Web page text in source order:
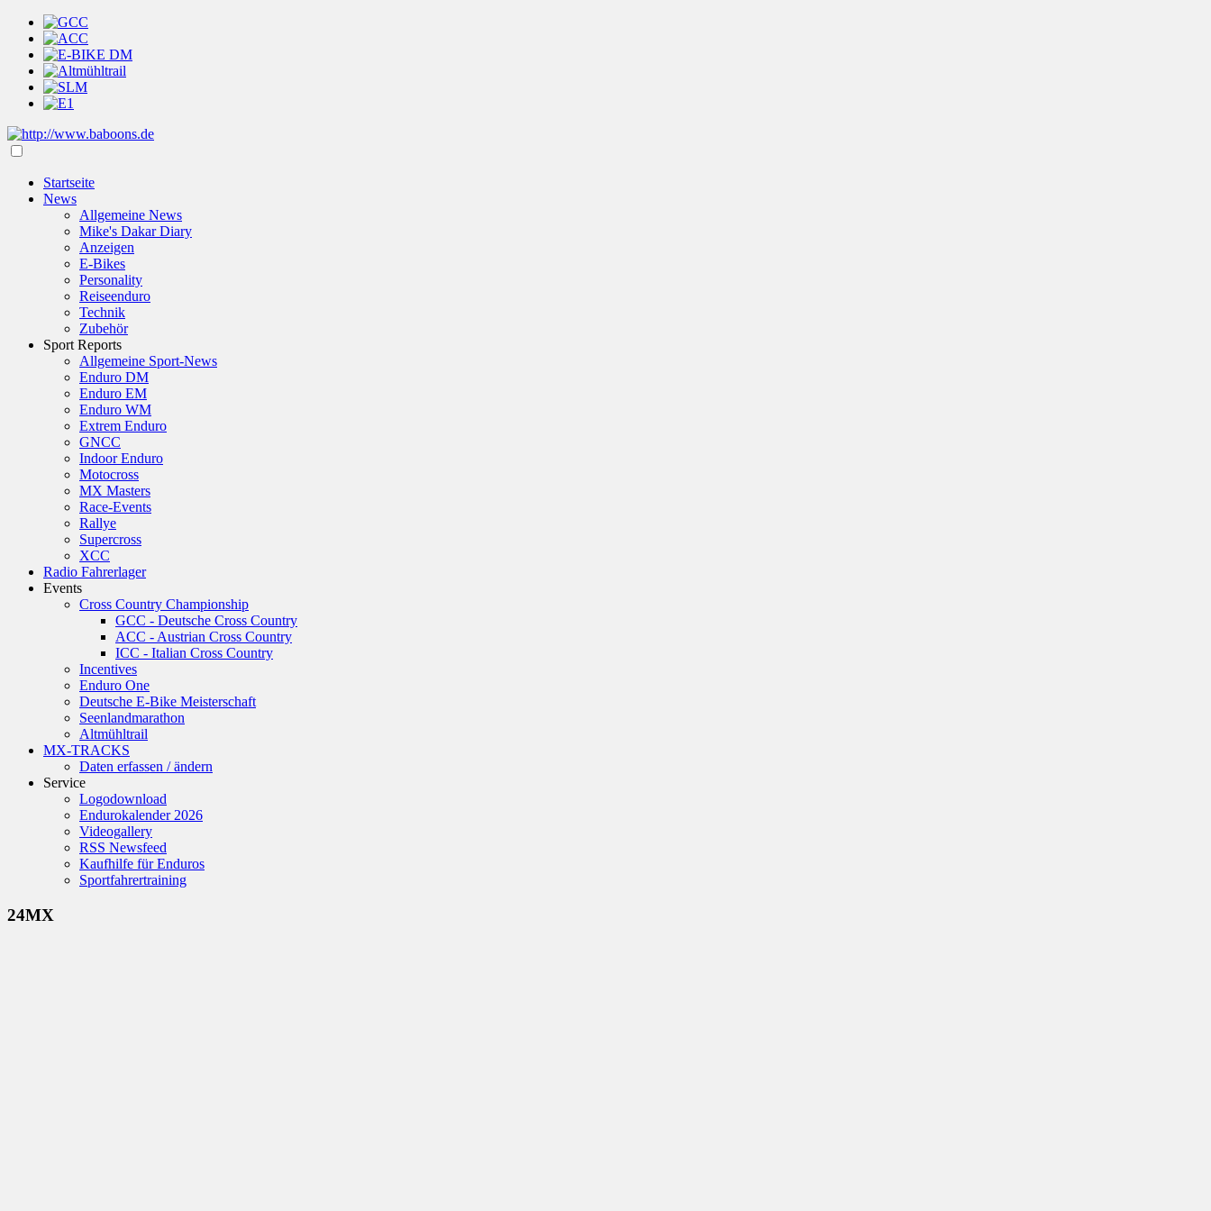
Startseite
News
Allgemeine News
Mike's Dakar Diary
Anzeigen
E-Bikes
Personality
Reiseenduro
Technik
Zubehör
Sport Reports
Allgemeine Sport-News
Enduro DM
Enduro EM
Enduro WM
Extrem Enduro
GNCC
Indoor Enduro
Motocross
MX Masters
Race-Events
Rallye
Supercross
XCC
Radio Fahrerlager
Events
Cross Country Championship
GCC - Deutsche Cross Country
ACC - Austrian Cross Country
ICC - Italian Cross Country
Incentives
Enduro One
Deutsche E-Bike Meisterschaft
Seenlandmarathon
Altmühltrail
MX-TRACKS
Daten erfassen / ändern
Service
Logodownload
Endurokalender 2026
Videogallery
RSS Newsfeed
Kaufhilfe für Enduros
Sportfahrertraining
24MX